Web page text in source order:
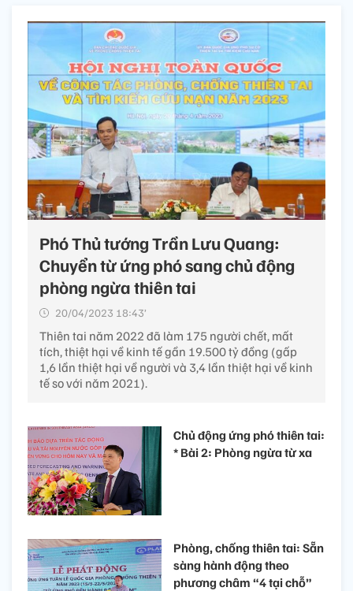
Phó Thủ tướng Trần Lưu Quang:
Chuyển từ ứng phó sang chủ động
phòng ngừa thiên tai
20/04/2023 18:43’
Thiên tai năm 2022 đã làm 175 người chết, mất
tích, thiệt hại về kinh tế gần 19.500 tỷ đồng (gấp
1,6 lần thiệt hại về người và 3,4 lần thiệt hại về kinh
tế so với năm 2021).
Chủ động ứng phó thiên tai:
* Bài 2: Phòng ngừa từ xa
Phòng, chống thiên tai: Sẵn
sàng hành động theo
phương châm “4 tại chỗ”